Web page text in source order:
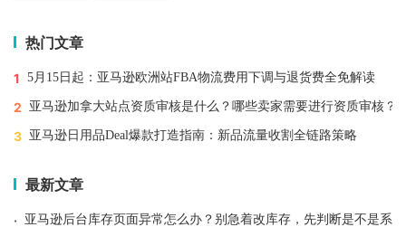
热门文章
1 5月15日起：亚马逊欧洲站FBA物流费用下调与退货费全免解读
2 亚马逊加拿大站点资质审核是什么？哪些卖家需要进行资质审核？
3 亚马逊日用品Deal爆款打造指南：新品流量收割全链路策略
最新文章
· 亚马逊后台库存页面异常怎么办？别急着改库存，先判断是不是系